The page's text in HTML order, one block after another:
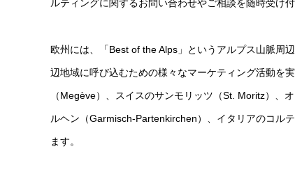
ルティングに関するお問い合わせやご相談を随時受け付
欧州には、「Best of the Alps」というアルプス山脈周
辺地域に呼び込むための様々なマーケティング活動を
（Megève）、スイスのサンモリッツ（St. Moritz）、
ルヘン（Garmisch-Partenkirchen）、イタリアのコル
ます。